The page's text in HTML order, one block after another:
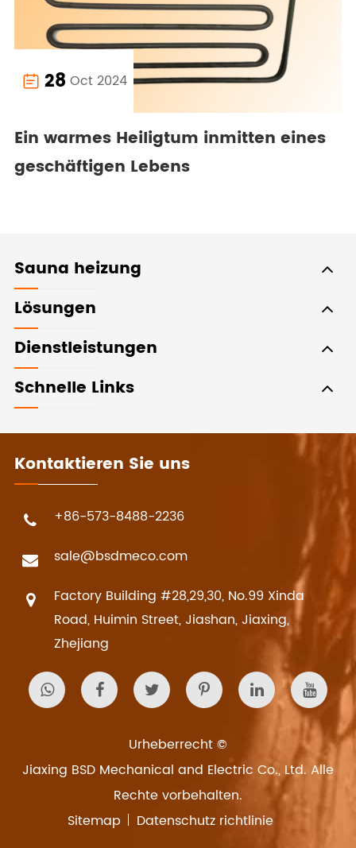
 28 Oct 2024
Ein warmes Heiligtum inmitten eines
geschäftigen Lebens
Sauna heizung
Lösungen
Dienstleistungen
Schnelle Links
Kontaktieren Sie uns
+86-573-8488-2236
sale@bsdmeco.com
Factory Building #28,29,30, No.99 Xinda
Road, Huimin Street, Jiashan, Jiaxing,
Zhejiang
Urheberrecht ©
Jiaxing BSD Mechanical and Electric Co., Ltd. Alle
Rechte vorbehalten.
Sitemap
Datenschutz richtlinie